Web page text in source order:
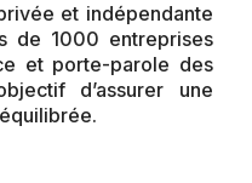
et indépendante
de 1000 entreprises
et porte-parole des
d’assurer une